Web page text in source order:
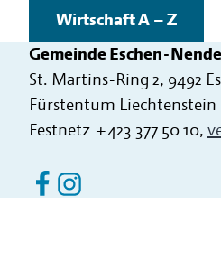
Wirtschaft A – Z
Gemeinde Eschen-
St. Martins-Ring 2, 9492
Fürstentum Liechtenstein
Festnetz +423 377 50 10,
Eschen Nendeln auf
Eschen Nendeln auf